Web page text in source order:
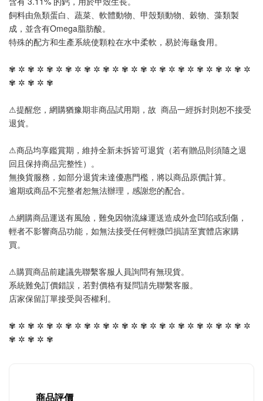
飼料由魚類蛋白、蔬菜、軟體動物、甲殼類動物、穀物、藻類製
成，並含有Omega脂肪酸。
特殊的配方和生產系統使顆粒在水中柔軟，易於海龜食用。
✾ ✲ ✾ ✲ ✾ ✲ ✾ ✲ ✾ ✲ ✾ ✲ ✾ ✲ ✾ ✲ ✾ ✲ ✾ ✲ ✾ ✲ ✾ ✲ ✾ ✲
✾ ✲ ✾ ✲ ✾
⚠提醒您，網購猶豫期非商品試用期，故  商品一經拆封則恕不接受
退貨。
⚠商品均享鑑賞期，維持全新未拆皆可退貨（若有贈品則須隨之退
回且保持商品完整性）。
無換貨服務，如部分退貨未達優惠門檻，將以商品原價計算。
逾期或商品不完整者恕無法辦理，感謝您的配合。
⚠網購商品運送有風險，難免因物流緣運送造成外盒凹陷或刮傷，
輕者不影響商品功能，如無法接受任何輕微凹損請至實體店家購
買。
⚠購買商品前建議先聯繫客服人員詢問有無現貨。
系統難免訂價錯誤，若對價格有疑問請先聯繫客服。
店家保留訂單接受與否權利。
✾ ✲ ✾ ✲ ✾ ✲ ✾ ✲ ✾ ✲ ✾ ✲ ✾ ✲ ✾ ✲ ✾ ✲ ✾ ✲ ✾ ✲ ✾ ✲ ✾ ✲
✾ ✲ ✾ ✲ ✾
商品評價